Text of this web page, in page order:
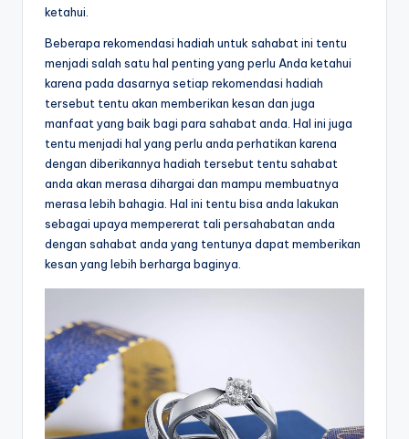
ketahui.
Beberapa rekomendasi hadiah untuk sahabat ini tentu
menjadi salah satu hal penting yang perlu Anda ketahui
karena pada dasarnya setiap rekomendasi hadiah
tersebut tentu akan memberikan kesan dan juga
manfaat yang baik bagi para sahabat anda. Hal ini juga
tentu menjadi hal yang perlu anda perhatikan karena
dengan diberikannya hadiah tersebut tentu sahabat
anda akan merasa dihargai dan mampu membuatnya
merasa lebih bahagia. Hal ini tentu bisa anda lakukan
sebagai upaya mempererat tali persahabatan anda
dengan sahabat anda yang tentunya dapat memberikan
kesan yang lebih berharga baginya.